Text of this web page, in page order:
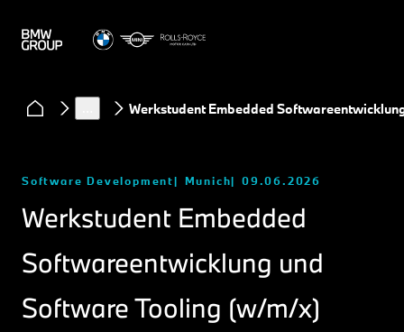
Werkstudent Embedded
Software Development Munich 09.06.2026
Werkstudent Embedded
Softwareentwicklung und
Software Tooling (w/m/x)